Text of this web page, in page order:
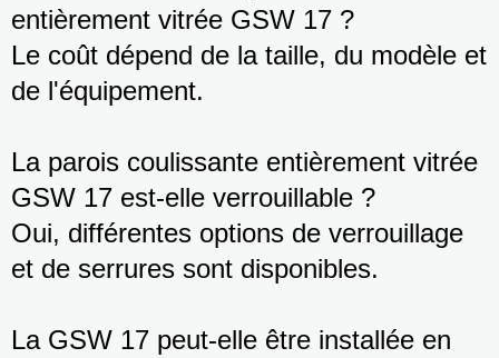
entièrement vitrée GSW 17 ?
Le coût dépend de la taille, du modèle et
de l'équipement.
La parois coulissante entièrement vitrée
GSW 17 est-elle verrouillable ?
Oui, différentes options de verrouillage
et de serrures sont disponibles.
La GSW 17 peut-elle être installée en